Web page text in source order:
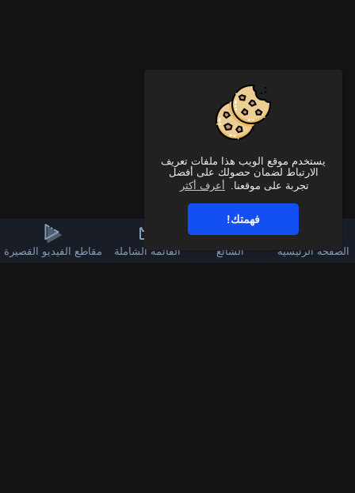
يستخدم موقع الويب هذا ملفات تعريف
الارتباط لضمان حصولك على أفضل
تجربة على موقعنا.
أعرف أكثر
فهمتك!
الصفحة الرئيسية الشائع القائمة الشاملة مقاطع الفيديو القصيرة